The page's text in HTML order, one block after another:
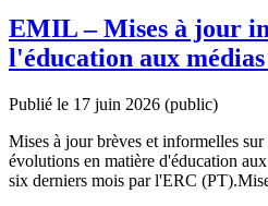
EMIL – Mises à jour
l'éducation aux
Publié le 17 juin 2026 (public)
Mises à jour brèves et informelles
évolutions en matière d'éducation
six derniers mois par l'ERC